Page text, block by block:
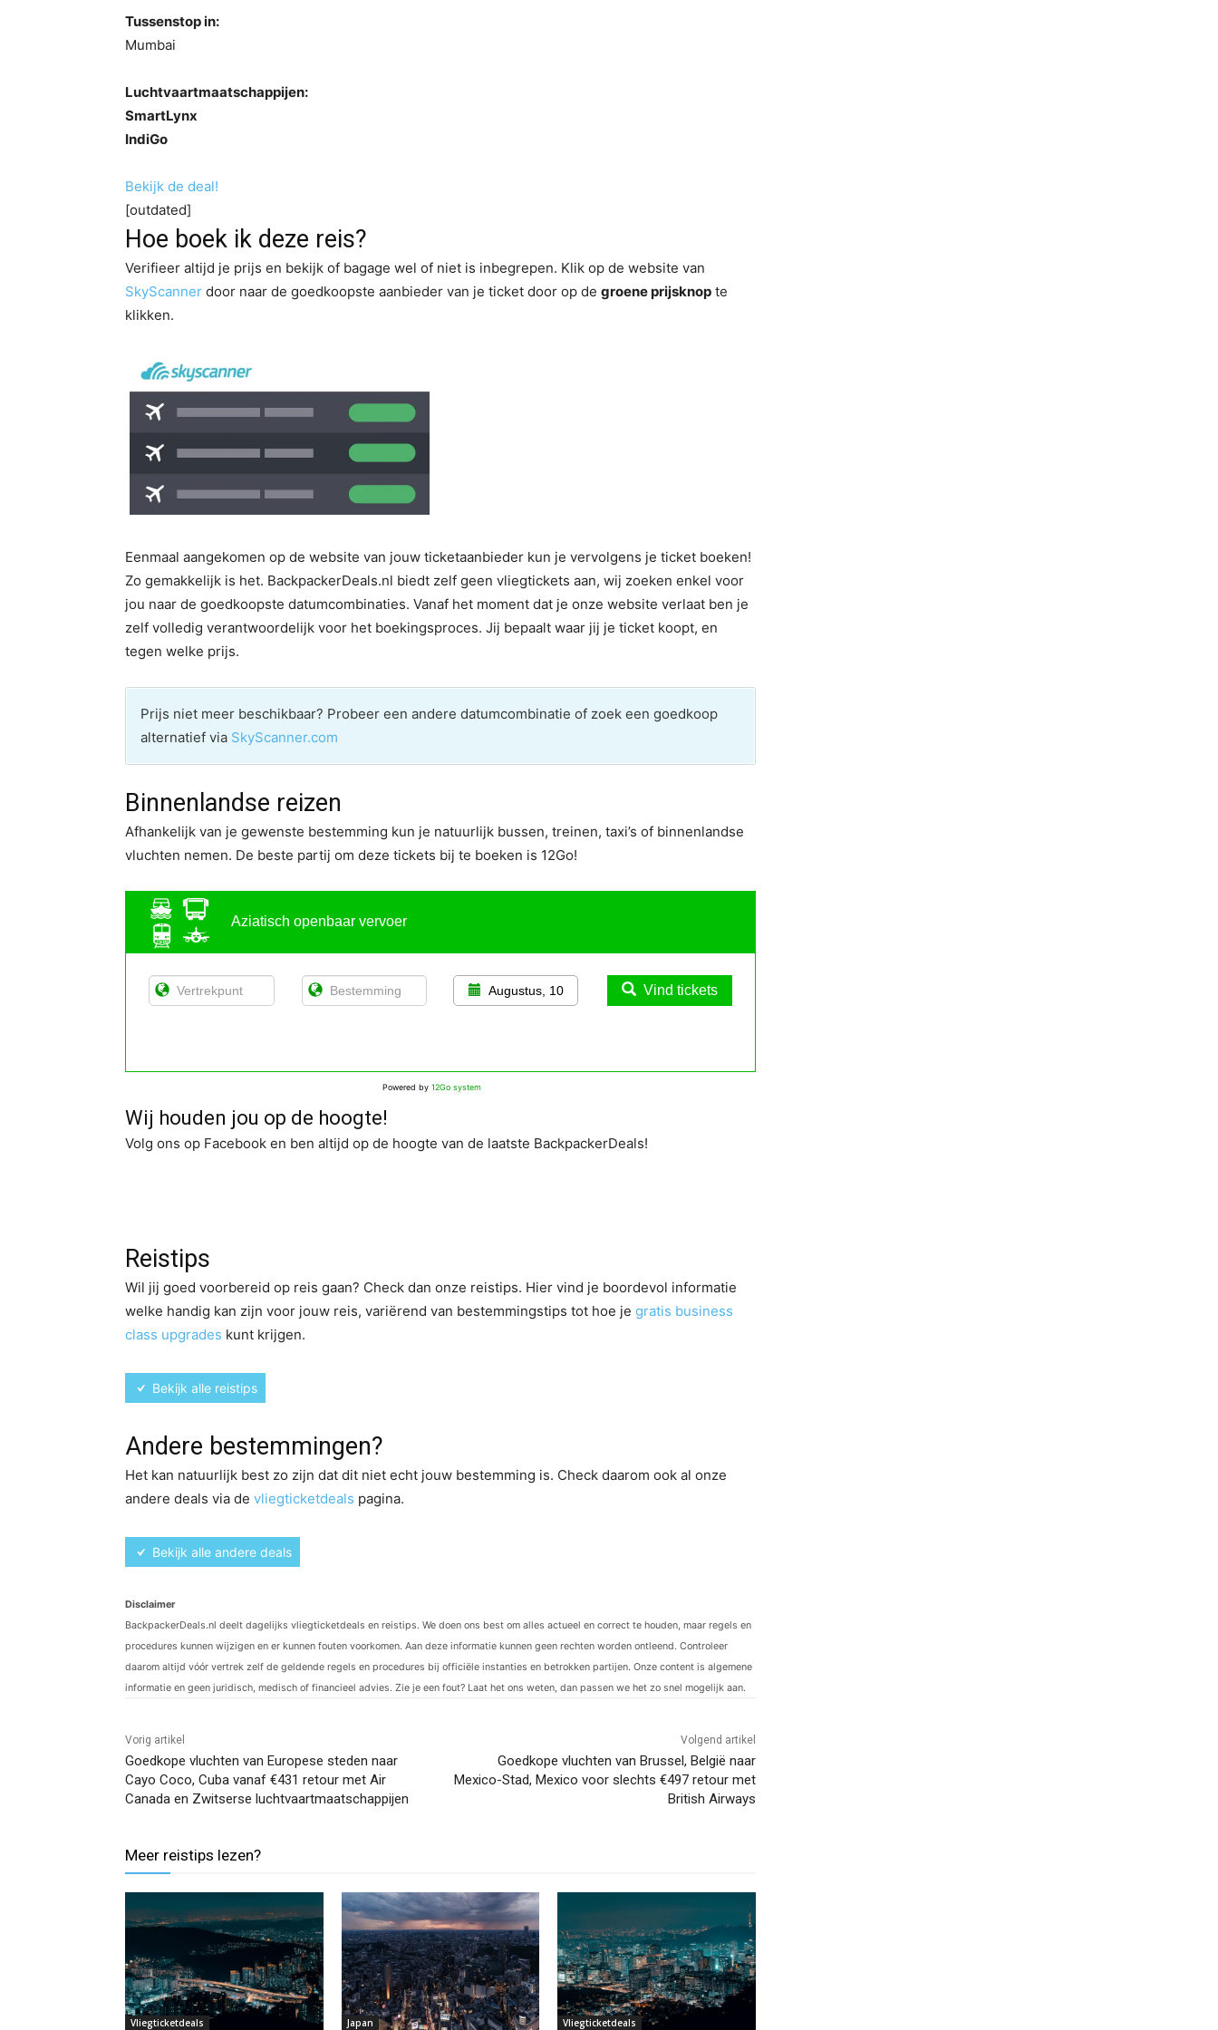
Tussenstop in:
Mumbai
Luchtvaartmaatschappijen:
SmartLynx
IndiGo
Bekijk de deal!
[outdated]
Hoe boek ik deze reis?
Verifieer altijd je prijs en bekijk of bagage wel of niet is inbegrepen. Klik op de website van
SkyScanner door naar de goedkoopste aanbieder van je ticket door op de groene prijsknop te
klikken.
Eenmaal aangekomen op de website van jouw ticketaanbieder kun je vervolgens je ticket boeken!
Zo gemakkelijk is het. BackpackerDeals.nl biedt zelf geen vliegtickets aan, wij zoeken enkel voor
jou naar de goedkoopste datumcombinaties. Vanaf het moment dat je onze website verlaat ben je
zelf volledig verantwoordelijk voor het boekingsproces. Jij bepaalt waar jij je ticket koopt, en
tegen welke prijs.
Prijs niet meer beschikbaar? Probeer een andere datumcombinatie of zoek een goedkoop
alternatief via SkyScanner.com
Binnenlandse reizen
Afhankelijk van je gewenste bestemming kun je natuurlijk bussen, treinen, taxi’s of binnenlandse
vluchten nemen. De beste partij om deze tickets bij te boeken is 12Go!
Aziatisch openbaar vervoer
Augustus, 10 Vind tickets
Powered by 12Go system
Wij houden jou op de hoogte!
Volg ons op Facebook en ben altijd op de hoogte van de laatste BackpackerDeals!
Reistips
Wil jij goed voorbereid op reis gaan? Check dan onze reistips. Hier vind je boordevol informatie
welke handig kan zijn voor jouw reis, variërend van bestemmingstips tot hoe je gratis business
class upgrades kunt krijgen.
Bekijk alle reistips
Andere bestemmingen?
Het kan natuurlijk best zo zijn dat dit niet echt jouw bestemming is. Check daarom ook al onze
andere deals via de vliegticketdeals pagina.
Bekijk alle andere deals
Disclaimer
BackpackerDeals.nl deelt dagelijks vliegticketdeals en reistips. We doen ons best om alles actueel en correct te houden, maar regels en
procedures kunnen wijzigen en er kunnen fouten voorkomen. Aan deze informatie kunnen geen rechten worden ontleend. Controleer
daarom altijd vóór vertrek zelf de geldende regels en procedures bij officiële instanties en betrokken partijen. Onze content is algemene
informatie en geen juridisch, medisch of financieel advies. Zie je een fout? Laat het ons weten, dan passen we het zo snel mogelijk aan.
Vorig artikel
Goedkope vluchten van Europese steden naar
Cayo Coco, Cuba vanaf €431 retour met Air
Canada en Zwitserse luchtvaartmaatschappijen
Volgend artikel
Goedkope vluchten van Brussel, België naar
Mexico-Stad, Mexico voor slechts €497 retour met
British Airways
Meer reistips lezen?
Vliegticketdeals Japan Vliegticketdeals